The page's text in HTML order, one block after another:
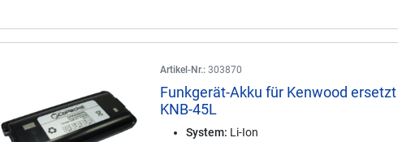
Artikel-Nr.: 303870
Funkgerät-Akku für Kenwood ersetzt
KNB-45L
System: Li-Ion